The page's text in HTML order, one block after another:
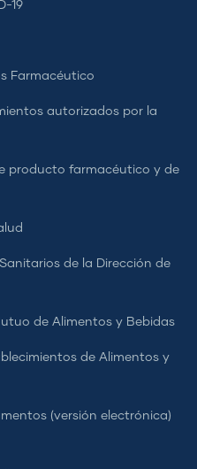
19
Farmacéutico
autorizados por la
producto farmacéutico y de
de la Dirección de
de Alimentos y Bebidas
de Alimentos y
(versión electrónica)